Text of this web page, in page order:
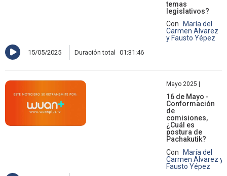
temas
legislativos?
Con
María del
Carmen Alvarez
y Fausto Yépez
15/05/2025 Duración total 01:31:46
Mayo 2025 |
16 de Mayo -
Conformación
de
comisiones,
¿Cuál es
postura de
Pachakutik?
Con
María del
Carmen Alvarez y
Fausto Yépez